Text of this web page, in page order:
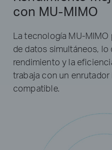
con MU-MIMO
La tecnología MU-
de datos simultáneos, lo
rendimiento y la
trabaja con un enrutador
compatible.